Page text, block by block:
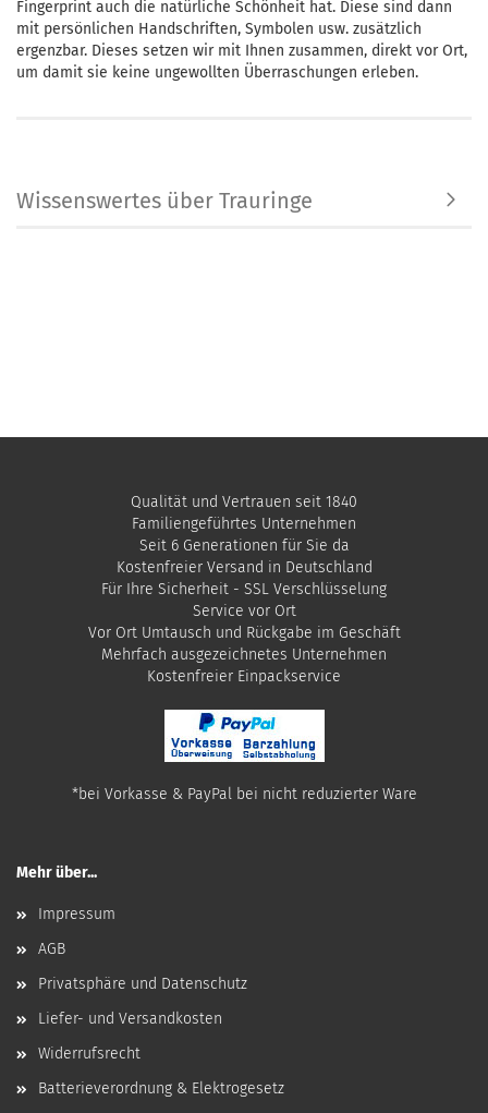
Fingerprint auch die natürliche Schönheit hat. Diese sind dann
mit persönlichen Handschriften, Symbolen usw. zusätzlich
ergenzbar. Dieses setzen wir mit Ihnen zusammen, direkt vor Ort,
um damit sie keine ungewollten Überraschungen erleben.
Wissenswertes über Trauringe
Qualität und Vertrauen seit 1840
Familiengeführtes Unternehmen
Seit 6 Generationen für Sie da
Kostenfreier Versand in Deutschland
Für Ihre Sicherheit - SSL Verschlüsselung
Service vor Ort
Vor Ort Umtausch und Rückgabe im Geschäft
Mehrfach ausgezeichnetes Unternehmen
​Kostenfreier Einpackservice
*bei Vorkasse & PayPal bei nicht reduzierter Ware
Mehr über...
Impressum
AGB
Privatsphäre und Datenschutz
Liefer- und Versandkosten
Widerrufsrecht
Batterieverordnung & Elektrogesetz